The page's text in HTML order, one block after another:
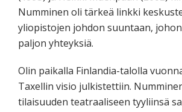
Numminen oli tärkeä linkki
yliopistojen johdon suuntaan,
paljon yhteyksiä.
Olin paikalla Finlandia-talolla
Taxellin visio julkistettiin.
tilaisuuden teatraaliseen tyyliinsä